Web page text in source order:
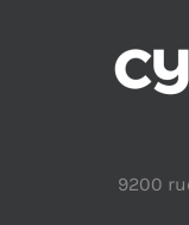
9200